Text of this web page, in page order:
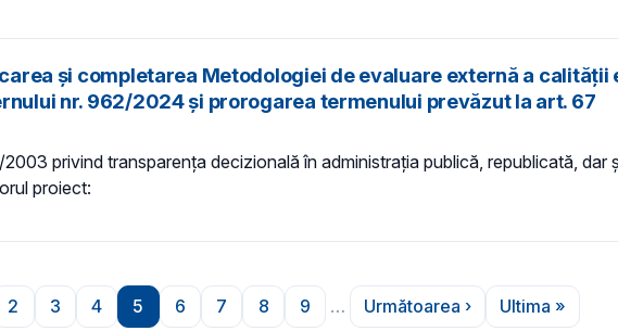
și completarea Metodologiei de evaluare externă a calității
nr. 962/2024 și prorogarea termenului prevăzut la art. 67
privind transparenţa decizională în administraţia publică, republicată, dar
proiect:
Pagina
2
Pagina
3
Pagina
4
Pagina
5
Pagina
6
Pagina
7
Pagina
8
Pagina
9 …
Pagina următoare
Următoarea ›
Ultima
Ultima »